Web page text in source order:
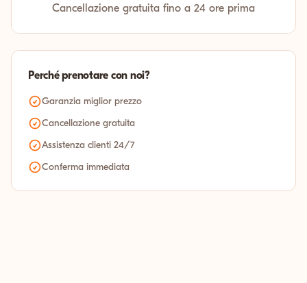
Cancellazione gratuita fino a 24 ore prima
Perché prenotare con noi?
Garanzia miglior prezzo
Cancellazione gratuita
Assistenza clienti 24/7
Conferma immediata